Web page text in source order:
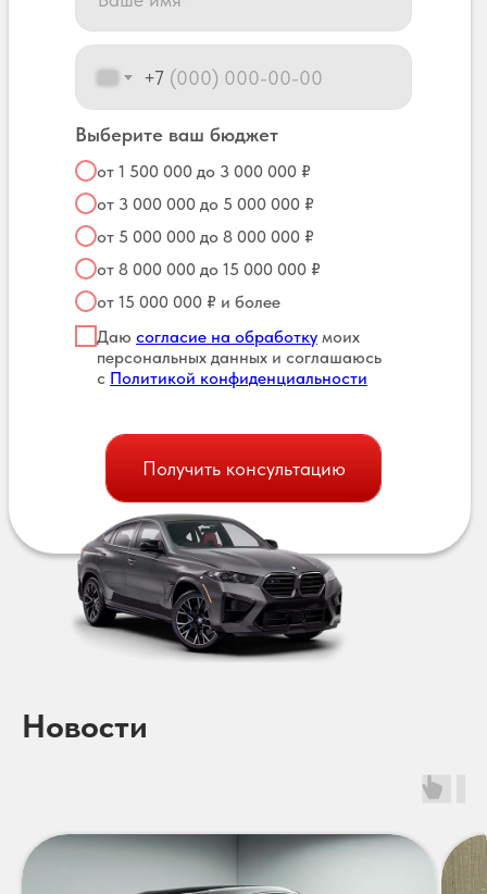
+7
Выберите ваш бюджет
от 1 500 000 до 3 000 000 ₽
от 3 000 000 до 5 000 000 ₽
от 5 000 000 до 8 000 000 ₽
от 8 000 000 до 15 000 000 ₽
от 15 000 000 ₽ и более
Даю согласие на обработку моих
персональных данных и соглашаюсь
с Политикой конфиденциальности
Получить консультацию
Новости